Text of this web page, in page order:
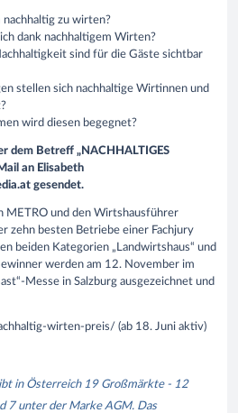
zu wirten?
dank nachhaltigem Wirten?
sind für die Gäste sichtbar
stellen sich nachhaltige Wirtinnen und
wird diesen begegnet?
dem Betreff „NACHHALTIGES
an Elisabeth
gesendet.
METRO und den Wirtshausführer
zehn besten Betriebe einer Fachjury
beiden Kategorien „Landwirtshaus“ und
werden am 12. November im
Messe in Salzburg ausgezeichnet und
wirten-preis/ (ab 18. Juni aktiv)
in Österreich 19 Großmärkte - 12
7 unter der Marke AGM. Das